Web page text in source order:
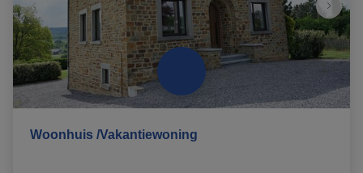
Woonhuis /Vakantiewoning